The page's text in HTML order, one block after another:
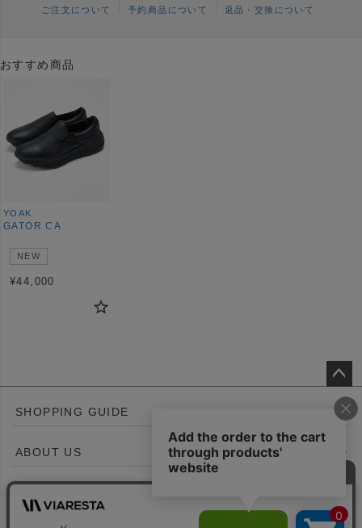
ご注文について 予約商品について 返品・交換について
おすすめ商品
YOAK
GATOR CA
NEW
¥44,000
ペー
ジト
SHOPPING GUIDE
ABOUT US